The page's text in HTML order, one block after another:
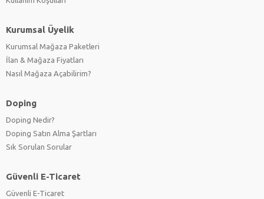
Kurumsal Üyelik
Kurumsal Mağaza Paketleri
İlan & Mağaza Fiyatları
Nasıl Mağaza Açabilirim?
Doping
Doping Nedir?
Doping Satın Alma Şartları
Sık Sorulan Sorular
Güvenli E-Ticaret
Güvenli E-Ticaret